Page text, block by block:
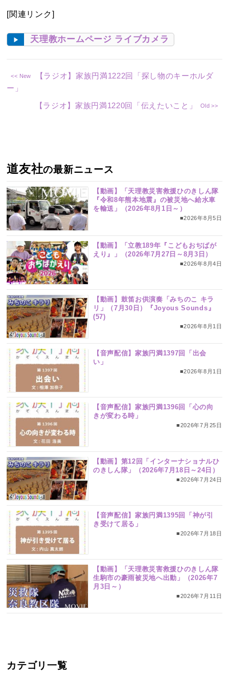
[関連リンク]
天理教ホームページ ライブカメラ
【ラジオ】家族円満1222回「探し物のキーホルダ
ー」
【ラジオ】家族円満1220回「伝えたいこと」
道友社の最新ニュース
【動画】「天理教災害救援ひのきしん隊
『令和8年熊本地震』の被災地へ給水車
を輸送」（2026年8月1日～）
■2026年8月5日
【動画】「立教189年『こどもおぢばが
えり』」（2026年7月27日～8月3日）
■2026年8月4日
【動画】鼓笛お供演奏「みちのこ キラ
リ」（7月30日）『Joyous Sounds』
(57)
■2026年8月1日
【音声配信】家族円満1397回「出会
い」
■2026年8月1日
【音声配信】家族円満1396回「心の向
きが変わる時」
■2026年7月25日
【動画】第12回「インターナショナルひ
のきしん隊」（2026年7月18日～24日）
■2026年7月24日
【音声配信】家族円満1395回「神が引
き受けて居る」
■2026年7月18日
【動画】「天理教災害救援ひのきしん隊
生駒市の豪雨被災地へ出動」（2026年7
月3日～）
■2026年7月11日
カテゴリ一覧